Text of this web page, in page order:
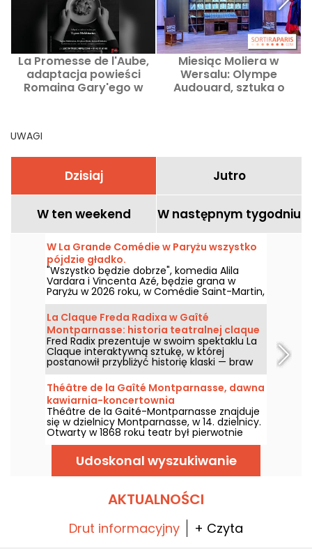
La Promesse de l'Aube,
adaptacja powieści
Romaina Gary'ego w
Miesiąc Moliera w
Wersalu: Olympe
Audouard, sztuka o
UWAGI
Dzisiaj Jutro
W ten weekend W następnym tygodniu
W La Grande Comédie w Paryżu wszystko
pójdzie gładko.
"Wszystko będzie dobrze", komedia Alila
Vardara i Vincenta Azé, będzie grana w
Paryżu w 2026 roku, w Comédie Saint-Martin,
a następnie w La Grande Comédie, z intrygą
ślubu, która wymyka się spod kontroli.
La Claque Freda Radixa w Gaîté
Montparnasse: historia teatralnej claque
Fred Radix prezentuje w swoim spektaklu La
Claque interaktywną sztukę, w której
postanowił przybliżyć historię klaski — braw
na scenie. To przedstawienie wystawiane w
Gaîté Montparnasse od 21 września 2025 do
23 maja 2027.
Théâtre de la Gaîté Montparnasse, dawna
kawiarnia-koncertownia
Théâtre de la Gaité-Montparnasse znajduje
się w dzielnicy Montparnasse, w 14. dzielnicy.
Otwarty w 1868 roku teatr był pierwotnie
miejscem koncertów kawiarnianych.
Udoskonal wyszukiwanie
AKTUALNOŚCI
Drut informacyjny + Czyta